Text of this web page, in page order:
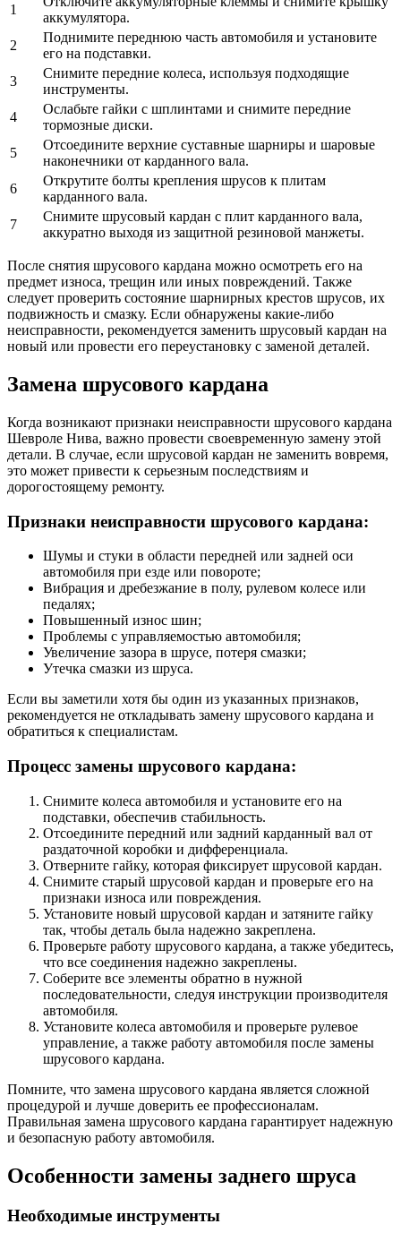
1
аккумулятора.
2
Поднимите переднюю часть автомобиля и установите
его на подставки.
3
Снимите передние колеса, используя подходящие
инструменты.
4
Ослабьте гайки с шплинтами и снимите передние
тормозные диски.
5
Отсоедините верхние суставные шарниры и шаровые
наконечники от карданного вала.
6
Открутите болты крепления шрусов к плитам
карданного вала.
7
Снимите шрусовый кардан с плит карданного вала,
аккуратно выходя из защитной резиновой манжеты.
После снятия шрусового кардана можно осмотреть его на
предмет износа, трещин или иных повреждений. Также
следует проверить состояние шарнирных крестов шрусов, их
подвижность и смазку. Если обнаружены какие-либо
неисправности, рекомендуется заменить шрусовый кардан на
новый или провести его переустановку с заменой деталей.
Замена шрусового кардана
Когда возникают признаки неисправности шрусового кардана
Шевроле Нива, важно провести своевременную замену этой
детали. В случае, если шрусовой кардан не заменить вовремя,
это может привести к серьезным последствиям и
дорогостоящему ремонту.
Признаки неисправности шрусового кардана:
Шумы и стуки в области передней или задней оси
автомобиля при езде или повороте;
Вибрация и дребезжание в полу, рулевом колесе или
педалях;
Повышенный износ шин;
Проблемы с управляемостью автомобиля;
Увеличение зазора в шрусе, потеря смазки;
Утечка смазки из шруса.
Если вы заметили хотя бы один из указанных признаков,
рекомендуется не откладывать замену шрусового кардана и
обратиться к специалистам.
Процесс замены шрусового кардана:
Снимите колеса автомобиля и установите его на
подставки, обеспечив стабильность.
Отсоедините передний или задний карданный вал от
раздаточной коробки и дифференциала.
Отверните гайку, которая фиксирует шрусовой кардан.
Снимите старый шрусовой кардан и проверьте его на
признаки износа или повреждения.
Установите новый шрусовой кардан и затяните гайку
так, чтобы деталь была надежно закреплена.
Проверьте работу шрусового кардана, а также убедитесь,
что все соединения надежно закреплены.
Соберите все элементы обратно в нужной
последовательности, следуя инструкции производителя
автомобиля.
Установите колеса автомобиля и проверьте рулевое
управление, а также работу автомобиля после замены
шрусового кардана.
Помните, что замена шрусового кардана является сложной
процедурой и лучше доверить ее профессионалам.
Правильная замена шрусового кардана гарантирует надежную
и безопасную работу автомобиля.
Особенности замены заднего шруса
Необходимые инструменты